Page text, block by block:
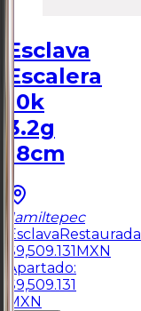
Esclava
Escalera
10k
3.2g
18cm
Jamiltepec
EsclavaRestaurada
$9,509.131MXN
Apartado:
$9,509.131
MXN